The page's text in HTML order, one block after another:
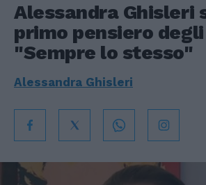
Alessandra Ghisleri
primo pensiero
"Sempre lo stesso"
Alessandra Ghisleri